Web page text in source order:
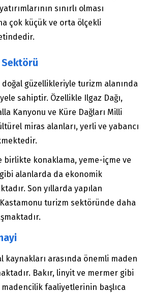
sınırlı olması
çok küçük ve orta ölçekli
Sektörü
güzellikleriyle turizm alanında
sahiptir. Özellikle Ilgaz Dağı,
Kanyonu ve Küre Dağları Milli
miras alanları, yerli ve yabancı
birlikte konaklama, yeme-içme ve
alanlarda da ekonomik
Son yıllarda yapılan
turizm sektöründe daha
kaynakları arasında önemli maden
Bakır, linyit ve mermer gibi
faaliyetlerinin başlıca